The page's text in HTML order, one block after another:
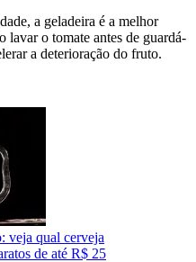
a geladeira é a melhor
lavar o tomate antes de guardá-
a deterioração do fruto.
veja qual cerveja
de até R$ 25